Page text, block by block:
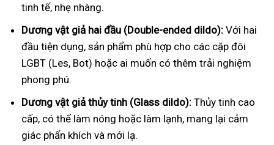
tinh tế, nhẹ nhàng.
Dương vật giả hai đầu (Double-ended dildo): Với hai
đầu tiện dụng, sản phẩm phù hợp cho các cặp đôi
LGBT (Les, Bot) hoặc ai muốn có thêm trải nghiệm
phong phú.
Dương vật giả thủy tinh (Glass dildo): Thủy tinh cao
cấp, có thể làm nóng hoặc làm lạnh, mang lại cảm
giác phấn khích và mới lạ.